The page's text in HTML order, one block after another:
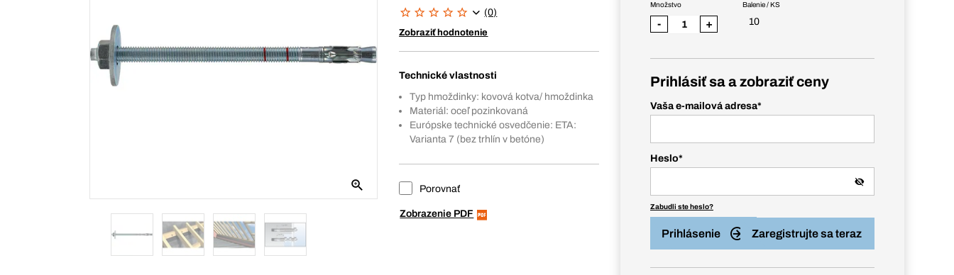
(0)
Zobraziť hodnotenie
Technické vlastnosti
Typ hmoždinky: kovová kotva/ hmoždinka
Materiál: oceľ pozinkovaná
Európske technické osvedčenie: ETA:
Varianta 7 (bez trhlín v betóne)
Porovnať
Zobrazenie PDF
Balenie / KS
10
Množstvo
- +
Prihlásiť sa a zobraziť ceny
Vaša e-mailová adresa*
Heslo*
Zabudli ste heslo?
Prihlásenie Zaregistrujte sa teraz